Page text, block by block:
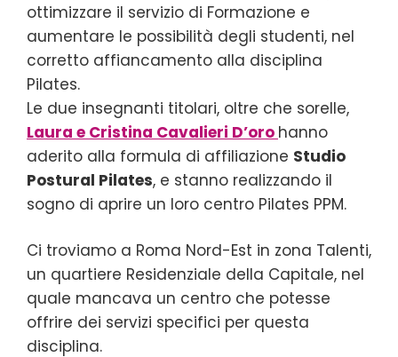
ottimizzare il servizio di Formazione e
aumentare le possibilità degli studenti, nel
corretto affiancamento alla disciplina
Pilates.
Le due insegnanti titolari, oltre che sorelle,
Laura e Cristina Cavalieri D’oro hanno
aderito alla formula di affiliazione Studio
Postural Pilates, e stanno realizzando il
sogno di aprire un loro centro Pilates PPM.
Ci troviamo a Roma Nord-Est in zona Talenti,
un quartiere Residenziale della Capitale, nel
quale mancava un centro che potesse
offrire dei servizi specifici per questa
disciplina.